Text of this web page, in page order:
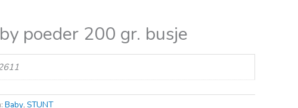
poeder 200 gr. busje
Baby, STUNT